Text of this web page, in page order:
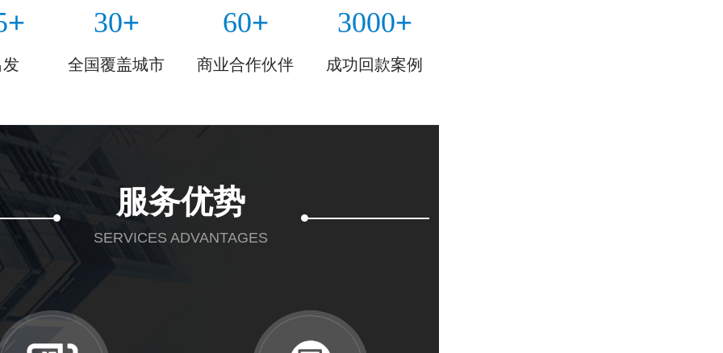
+
发
30+
全国覆盖城市
60+
商业合作伙伴
3000+
成功回款案例
服务优势
SERVICES ADVANTAGES